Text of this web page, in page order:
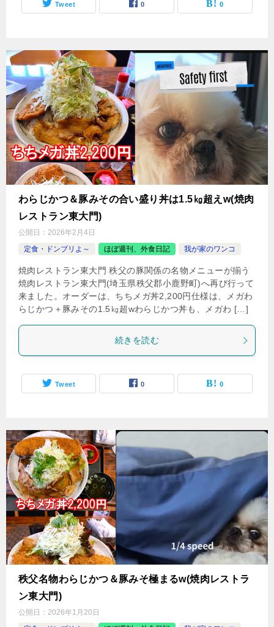
Tweet 0 0
わらじかつ＆豚みその合い盛り丼は1.5㎏超えw(焼肉
レストラン東大門)
公開日： 2026年2月4日
定食・ドンブリよ～
ほぼ週刊、外食日記 我が家のワンコ
焼肉レストラン東大門 秩父の豚関係の名物メニューが揃う
焼肉レストラン東大門(埼玉県秩父郡小鹿野町)へ再び行って
来ました。オーダーは、ちちメガ丼2,200円仕様は、メガわ
らじかつ＋豚みその1.5㎏超wわらじかつ丼も、メガわ […]
続きを読む
Tweet 0 0
秩父名物わらじかつ＆豚みそ極まるw(焼肉レストラ
ン東大門)
公開日： 2026年1月20日